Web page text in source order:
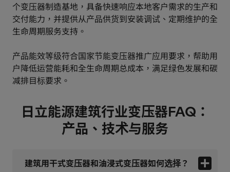
个变压器制造基地，具备快速响应本地客户需求的生产和
交付能力，并提供从产品供货到安装调试、定期维护的全
生命周期服务支持。
产品能效等级符合国家节能变压器推广应用要求，帮助用
户降低运营能耗和全生命周期总成本，满足绿色发展和碳
减排目标要求。
日立能源建筑行业变压器FAQ：
产品、技术与服务
建筑用干式变压器和油浸式变压器如何选择？